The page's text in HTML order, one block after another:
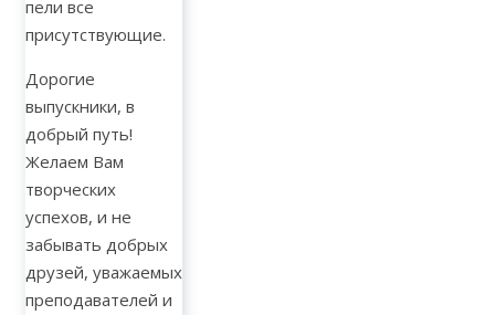
пели все
присутствующие.
Дорогие
выпускники, в
добрый путь!
Желаем Вам
творческих
успехов, и не
забывать добрых
друзей, уважаемых
преподавателей и